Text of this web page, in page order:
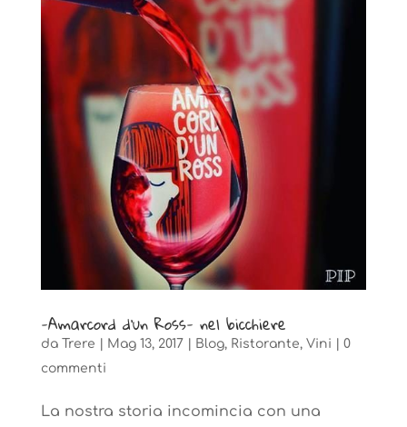
-Amarcord d’un Ross- nel bicchiere
da Trere Mag 13, 2017 Blog, Ristorante, Vini
0
commenti
La nostra storia incomincia con una